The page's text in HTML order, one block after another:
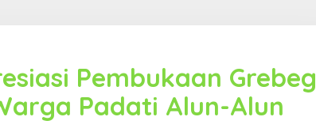
Pembukaan Grebeg
Padati Alun-Alun